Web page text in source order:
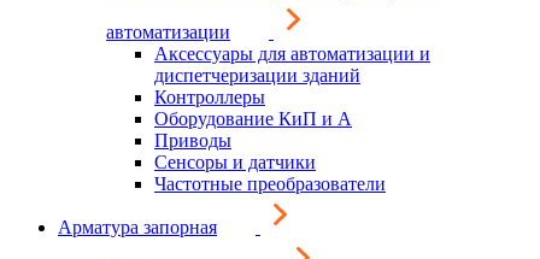
автоматизации
Аксессуары для автоматизации и
диспетчеризации зданий
Контроллеры
Оборудование КиП и А
Приводы
Сенсоры и датчики
Частотные преобразователи
Арматура запорная